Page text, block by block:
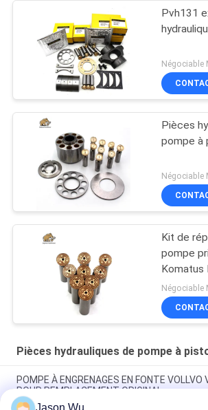
Pvh131
Négociable
Pièces
pompe à
Négociable
Kit de
pompe
Komatus
Pompes
Négociable
Pièces hydrauliques de pompe à
POMPE À ENGRENAGES EN FONTE
POUR REMPLACEMENT ORIGINAL
Jason Wu